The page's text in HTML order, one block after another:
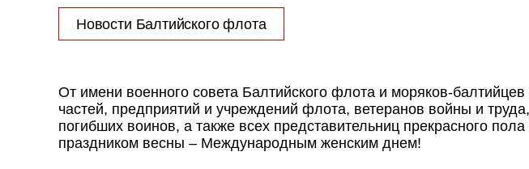
Новости Балтийского флота
От имени военного совета Балтийского флота и моряков-
частей, предприятий и учреждений флота, ветеранов войны и
погибших воинов, а также всех представительниц прекрасного
праздником весны – Международным женским днем!